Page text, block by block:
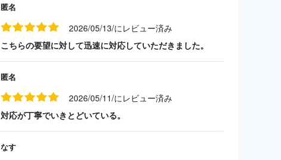
匿名
2026/05/13/にレビュー済み
こちらの要望に対して迅速に対応していただきました。
匿名
2026/05/11/にレビュー済み
対応が丁寧でいきとどいている。
なす